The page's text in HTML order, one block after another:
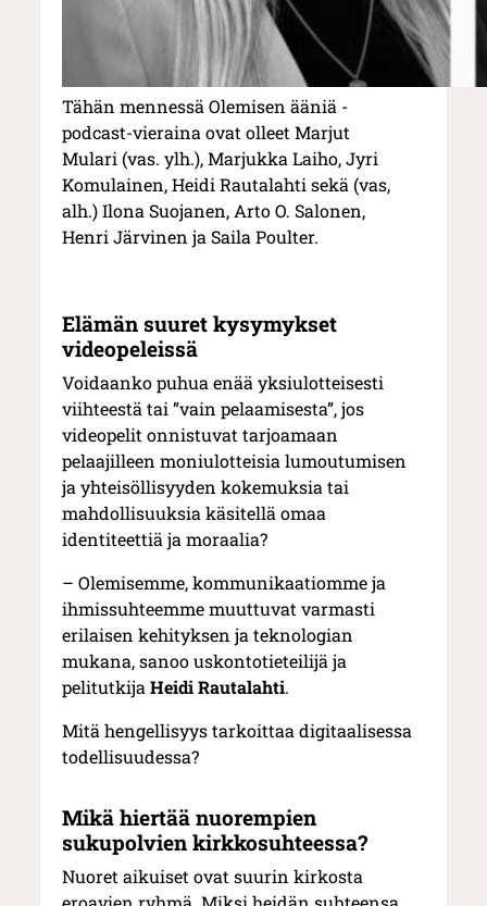
Tähän mennessä Olemisen ääniä -
podcast-vieraina ovat olleet Marjut
Mulari (vas. ylh.), Marjukka Laiho, Jyri
Komulainen, Heidi Rautalahti sekä (vas,
alh.) Ilona Suojanen, Arto O. Salonen,
Henri Järvinen ja Saila Poulter.
Elämän suuret kysymykset
videopeleissä
Voidaanko puhua enää yksiulotteisesti
viihteestä tai ”vain pelaamisesta”, jos
videopelit onnistuvat tarjoamaan
pelaajilleen moniulotteisia lumoutumisen
ja yhteisöllisyyden kokemuksia tai
mahdollisuuksia käsitellä omaa
identiteettiä ja moraalia?
– Olemisemme, kommunikaatiomme ja
ihmissuhteemme muuttuvat varmasti
erilaisen kehityksen ja teknologian
mukana, sanoo uskontotieteilijä ja
pelitutkijaHeidi Rautalahti.
Mitä hengellisyys tarkoittaa digitaalisessa
todellisuudessa?
Mikä hiertää nuorempien
sukupolvien kirkkosuhteessa?
Nuoret aikuiset ovat suurin kirkosta